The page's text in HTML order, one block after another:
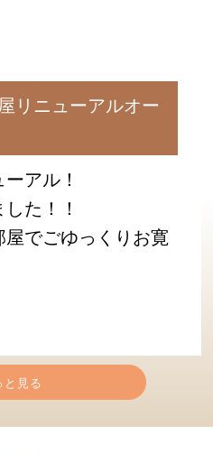
リニューアルオー
アル！
た！！
でごゆっくりお寛
と見る